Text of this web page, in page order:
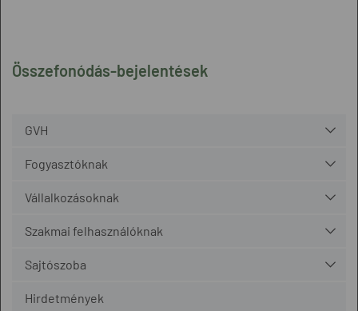
Összefonódás-bejelentések
GVH
Fogyasztóknak
Vállalkozásoknak
Szakmai felhasználóknak
Sajtószoba
Hirdetmények